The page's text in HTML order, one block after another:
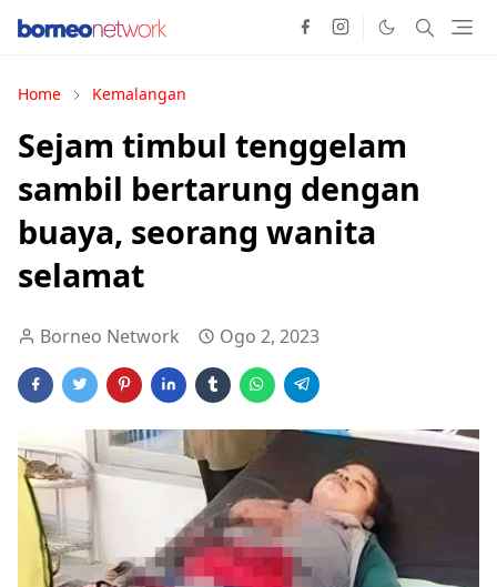
Home Kemalangan
Sejam timbul tenggelam
sambil bertarung dengan
buaya, seorang wanita
selamat
Borneo Network Ogo 2, 2023